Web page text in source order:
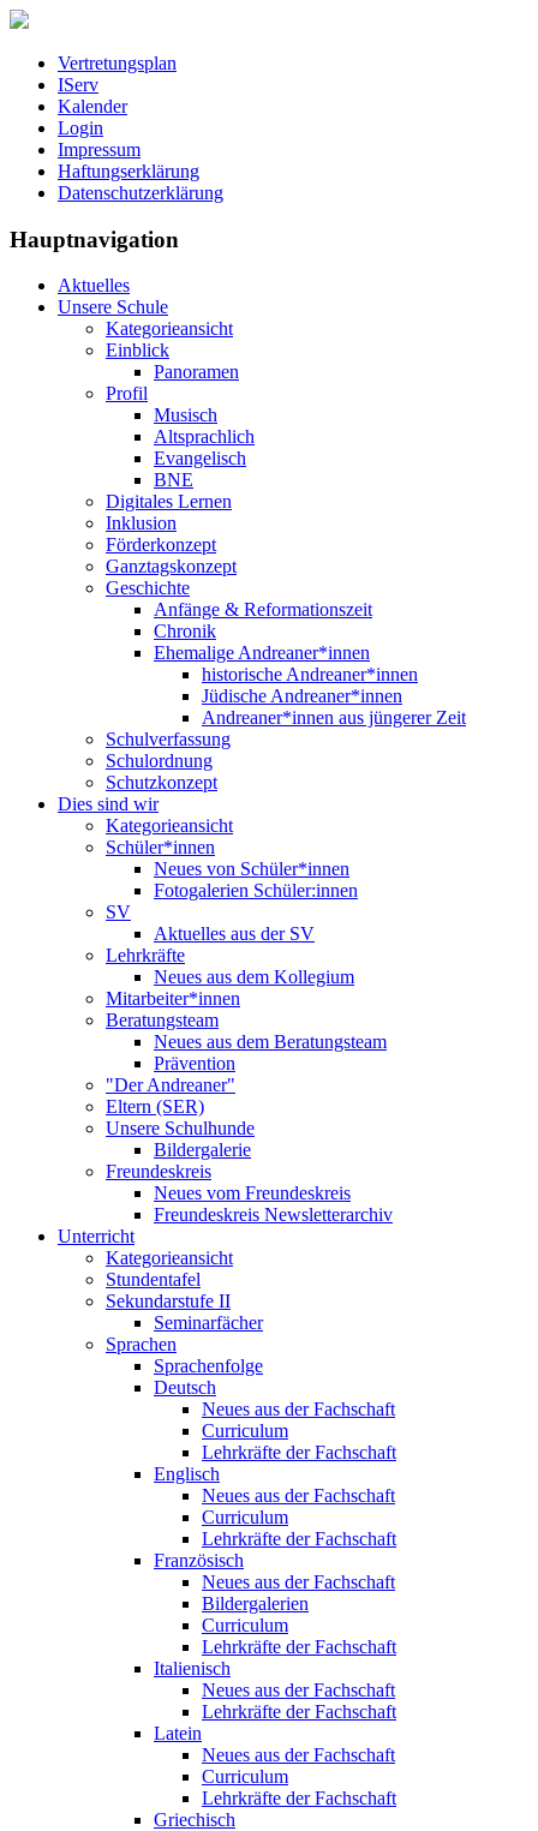
Vertretungsplan
IServ
Kalender
Login
Impressum
Haftungserklärung
Datenschutzerklärung
Hauptnavigation
Aktuelles
Unsere Schule
Kategorieansicht
Einblick
Panoramen
Profil
Musisch
Altsprachlich
Evangelisch
BNE
Digitales Lernen
Inklusion
Förderkonzept
Ganztagskonzept
Geschichte
Anfänge & Reformationszeit
Chronik
Ehemalige Andreaner*innen
historische Andreaner*innen
Jüdische Andreaner*innen
Andreaner*innen aus jüngerer Zeit
Schulverfassung
Schulordnung
Schutzkonzept
Dies sind wir
Kategorieansicht
Schüler*innen
Neues von Schüler*innen
Fotogalerien Schüler:innen
SV
Aktuelles aus der SV
Lehrkräfte
Neues aus dem Kollegium
Mitarbeiter*innen
Beratungsteam
Neues aus dem Beratungsteam
Prävention
"Der Andreaner"
Eltern (SER)
Unsere Schulhunde
Bildergalerie
Freundeskreis
Neues vom Freundeskreis
Freundeskreis Newsletterarchiv
Unterricht
Kategorieansicht
Stundentafel
Sekundarstufe II
Seminarfächer
Sprachen
Sprachenfolge
Deutsch
Neues aus der Fachschaft
Curriculum
Lehrkräfte der Fachschaft
Englisch
Neues aus der Fachschaft
Curriculum
Lehrkräfte der Fachschaft
Französisch
Neues aus der Fachschaft
Bildergalerien
Curriculum
Lehrkräfte der Fachschaft
Italienisch
Neues aus der Fachschaft
Lehrkräfte der Fachschaft
Latein
Neues aus der Fachschaft
Curriculum
Lehrkräfte der Fachschaft
Griechisch